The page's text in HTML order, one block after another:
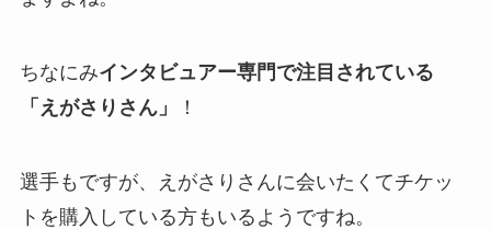
ちなにみインタビュアー専門で注目されている
「えがさりさん」
！
選手もですが、えがさりさんに会いたくてチケッ
トを購入している方もいるようですね。